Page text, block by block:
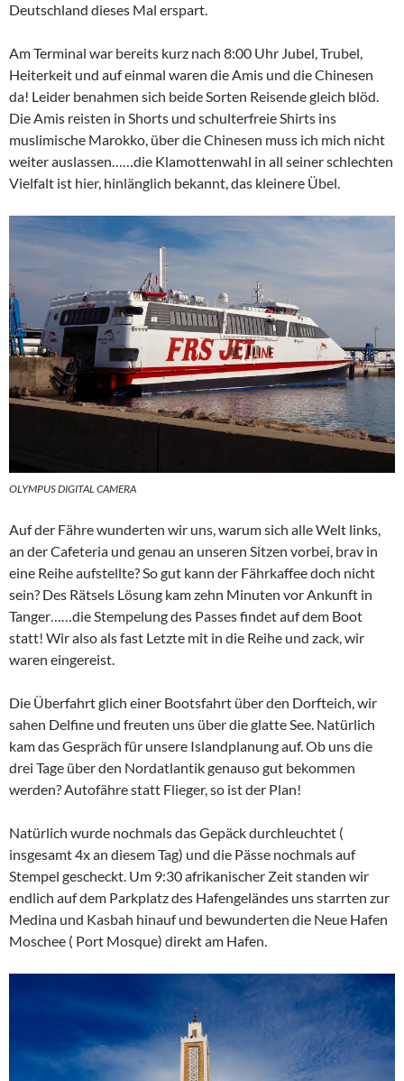
Deutschland dieses Mal erspart.
Am Terminal war bereits kurz nach 8:00 Uhr Jubel, Trubel,
Heiterkeit und auf einmal waren die Amis und die Chinesen
da! Leider benahmen sich beide Sorten Reisende gleich blöd.
Die Amis reisten in Shorts und schulterfreie Shirts ins
muslimische Marokko, über die Chinesen muss ich mich nicht
weiter auslassen……die Klamottenwahl in all seiner schlechten
Vielfalt ist hier, hinlänglich bekannt, das kleinere Übel.
OLYMPUS DIGITAL CAMERA
Auf der Fähre wunderten wir uns, warum sich alle Welt links,
an der Cafeteria und genau an unseren Sitzen vorbei, brav in
eine Reihe aufstellte? So gut kann der Fährkaffee doch nicht
sein? Des Rätsels Lösung kam zehn Minuten vor Ankunft in
Tanger……die Stempelung des Passes findet auf dem Boot
statt! Wir also als fast Letzte mit in die Reihe und zack, wir
waren eingereist.
Die Überfahrt glich einer Bootsfahrt über den Dorfteich, wir
sahen Delfine und freuten uns über die glatte See. Natürlich
kam das Gespräch für unsere Islandplanung auf. Ob uns die
drei Tage über den Nordatlantik genauso gut bekommen
werden? Autofähre statt Flieger, so ist der Plan!
Natürlich wurde nochmals das Gepäck durchleuchtet (
insgesamt 4x an diesem Tag) und die Pässe nochmals auf
Stempel gescheckt. Um 9:30 afrikanischer Zeit standen wir
endlich auf dem Parkplatz des Hafengeländes uns starrten zur
Medina und Kasbah hinauf und bewunderten die Neue Hafen
Moschee ( Port Mosque) direkt am Hafen.